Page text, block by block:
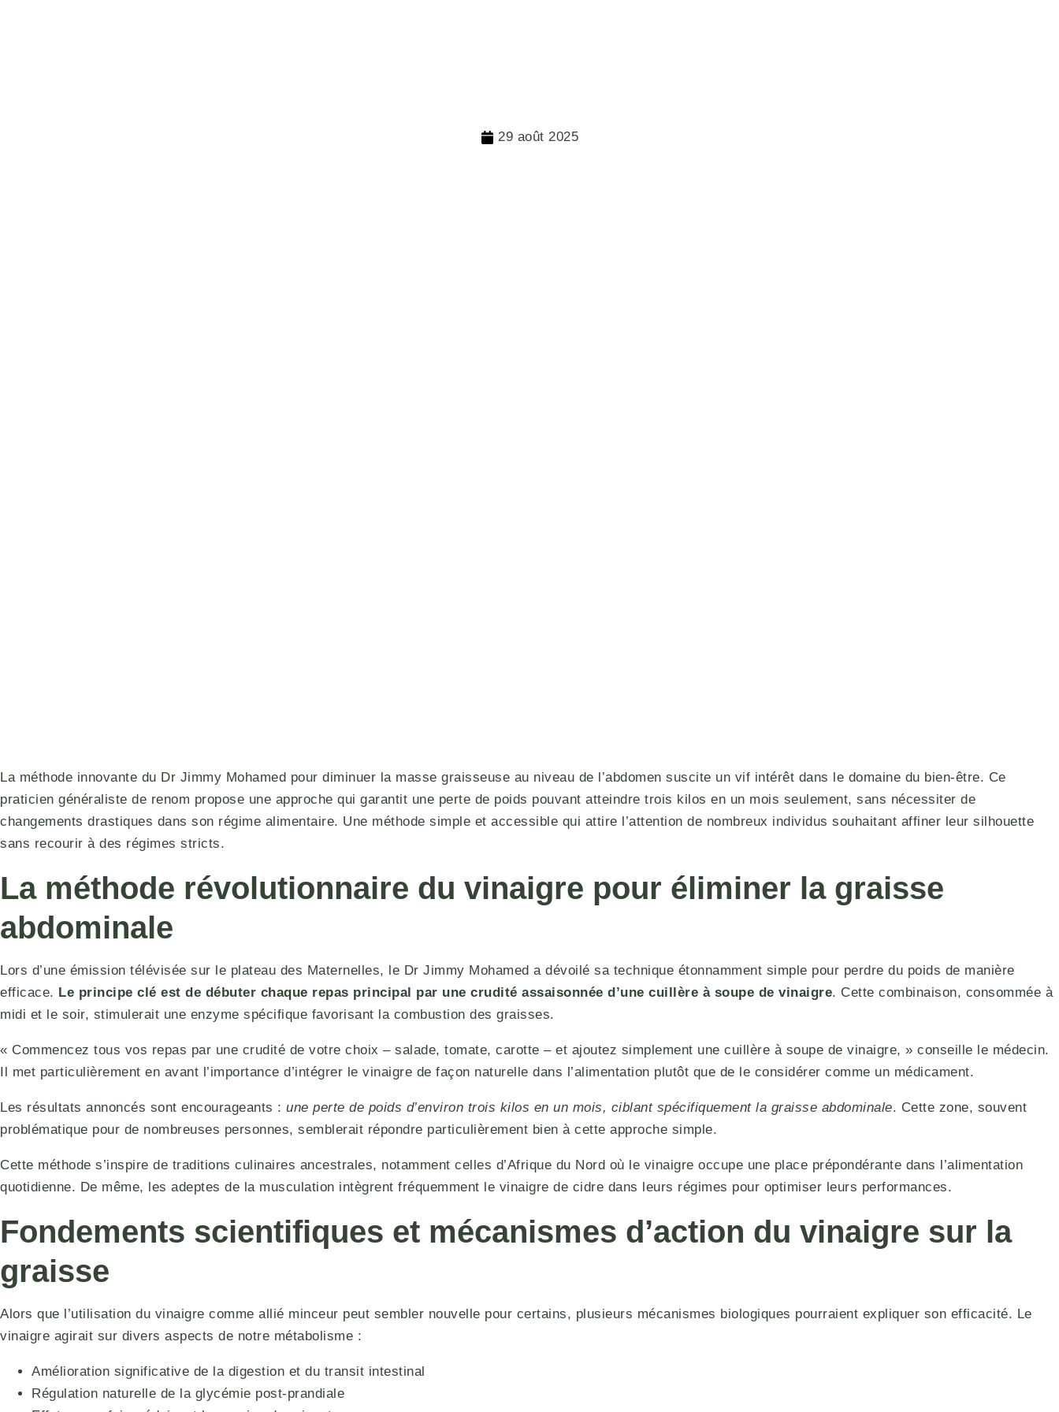
29 août 2025
La méthode innovante du Dr Jimmy Mohamed pour diminuer la masse graisseuse au niveau de l’abdomen suscite un vif intérêt dans le domaine du bien-être. Ce
praticien généraliste de renom propose une approche qui garantit une perte de poids pouvant atteindre trois kilos en un mois seulement, sans nécessiter de
changements drastiques dans son régime alimentaire. Une méthode simple et accessible qui attire l’attention de nombreux individus souhaitant affiner leur silhouette
sans recourir à des régimes stricts.
La méthode révolutionnaire du vinaigre pour éliminer la graisse
abdominale
Lors d’une émission télévisée sur le plateau des Maternelles, le Dr Jimmy Mohamed a dévoilé sa technique étonnamment simple pour perdre du poids de manière
efficace. Le principe clé est de débuter chaque repas principal par une crudité assaisonnée d’une cuillère à soupe de vinaigre. Cette combinaison, consommée à
midi et le soir, stimulerait une enzyme spécifique favorisant la combustion des graisses.
« Commencez tous vos repas par une crudité de votre choix – salade, tomate, carotte – et ajoutez simplement une cuillère à soupe de vinaigre, » conseille le médecin.
Il met particulièrement en avant l’importance d’intégrer le vinaigre de façon naturelle dans l’alimentation plutôt que de le considérer comme un médicament.
Les résultats annoncés sont encourageants : une perte de poids d’environ trois kilos en un mois, ciblant spécifiquement la graisse abdominale. Cette zone, souvent
problématique pour de nombreuses personnes, semblerait répondre particulièrement bien à cette approche simple.
Cette méthode s’inspire de traditions culinaires ancestrales, notamment celles d’Afrique du Nord où le vinaigre occupe une place prépondérante dans l’alimentation
quotidienne. De même, les adeptes de la musculation intègrent fréquemment le vinaigre de cidre dans leurs régimes pour optimiser leurs performances.
Fondements scientifiques et mécanismes d’action du vinaigre sur la
graisse
Alors que l’utilisation du vinaigre comme allié minceur peut sembler nouvelle pour certains, plusieurs mécanismes biologiques pourraient expliquer son efficacité. Le
vinaigre agirait sur divers aspects de notre métabolisme :
Amélioration significative de la digestion et du transit intestinal
Régulation naturelle de la glycémie post-prandiale